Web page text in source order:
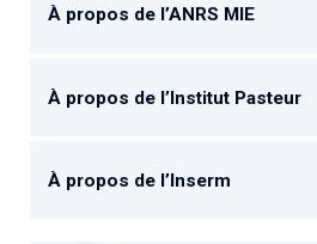
À propos de l’ANRS MIE
À propos de l’Institut Pasteur
À propos de l’Inserm